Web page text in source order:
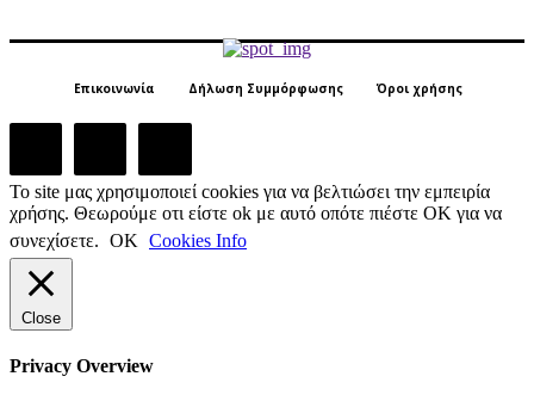
Επικοινωνία Δήλωση Συμμόρφωσης Όροι χρήσης
Το site μας χρησιμοποιεί cookies για να βελτιώσει την εμπειρία
χρήσης. Θεωρούμε οτι είστε ok με αυτό οπότε πιέστε ΟΚ για να
συνεχίσετε. ΟΚ Cookies Info
Close
Privacy Overview